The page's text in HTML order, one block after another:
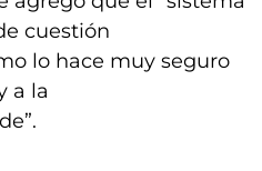
cuestión
lo hace muy seguro
a la